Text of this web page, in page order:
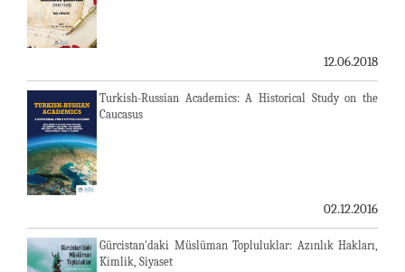
12.06.2018
Turkish-Russian Academics: A Historical Study on the
Caucasus
02.12.2016
Gürcistan'daki Müslüman Topluluklar: Azınlık Hakları,
Kimlik, Siyaset